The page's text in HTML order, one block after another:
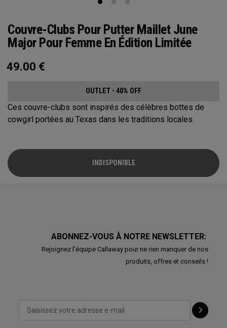
Couvre-Clubs Pour Putter Maillet June
Major Pour Femme En Édition Limitée
49.00 €
OUTLET - 40% OFF
Ces couvre-clubs sont inspirés des célèbres bottes de
cowgirl portées au Texas dans les traditions locales.
INDISPONIBLE
ABONNEZ-VOUS À NOTRE NEWSLETTER:
Rejoignez l'équipe Callaway pour ne rien manquer de nos
produits, offres et conseils !